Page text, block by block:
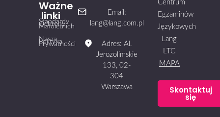
Ważne
linki
Standardy
Ochrony
Małoletnich
Nasza
Polityka
Prywatności
Email:
lang@lang.com.pl
Adres: Al.
Jerozolimskie
133, 02-
304
Warszawa
Centrum
Egzaminów
Językowych
Lang
LTC
MAPA
Skontaktuj
się